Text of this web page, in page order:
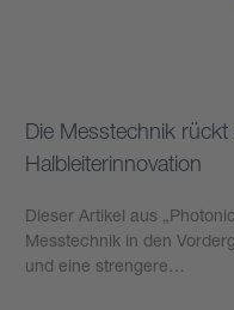
Die Messtechnik
Halbleiterinnovation
Dieser Artikel aus
Messtechnik in den
und eine strengere…